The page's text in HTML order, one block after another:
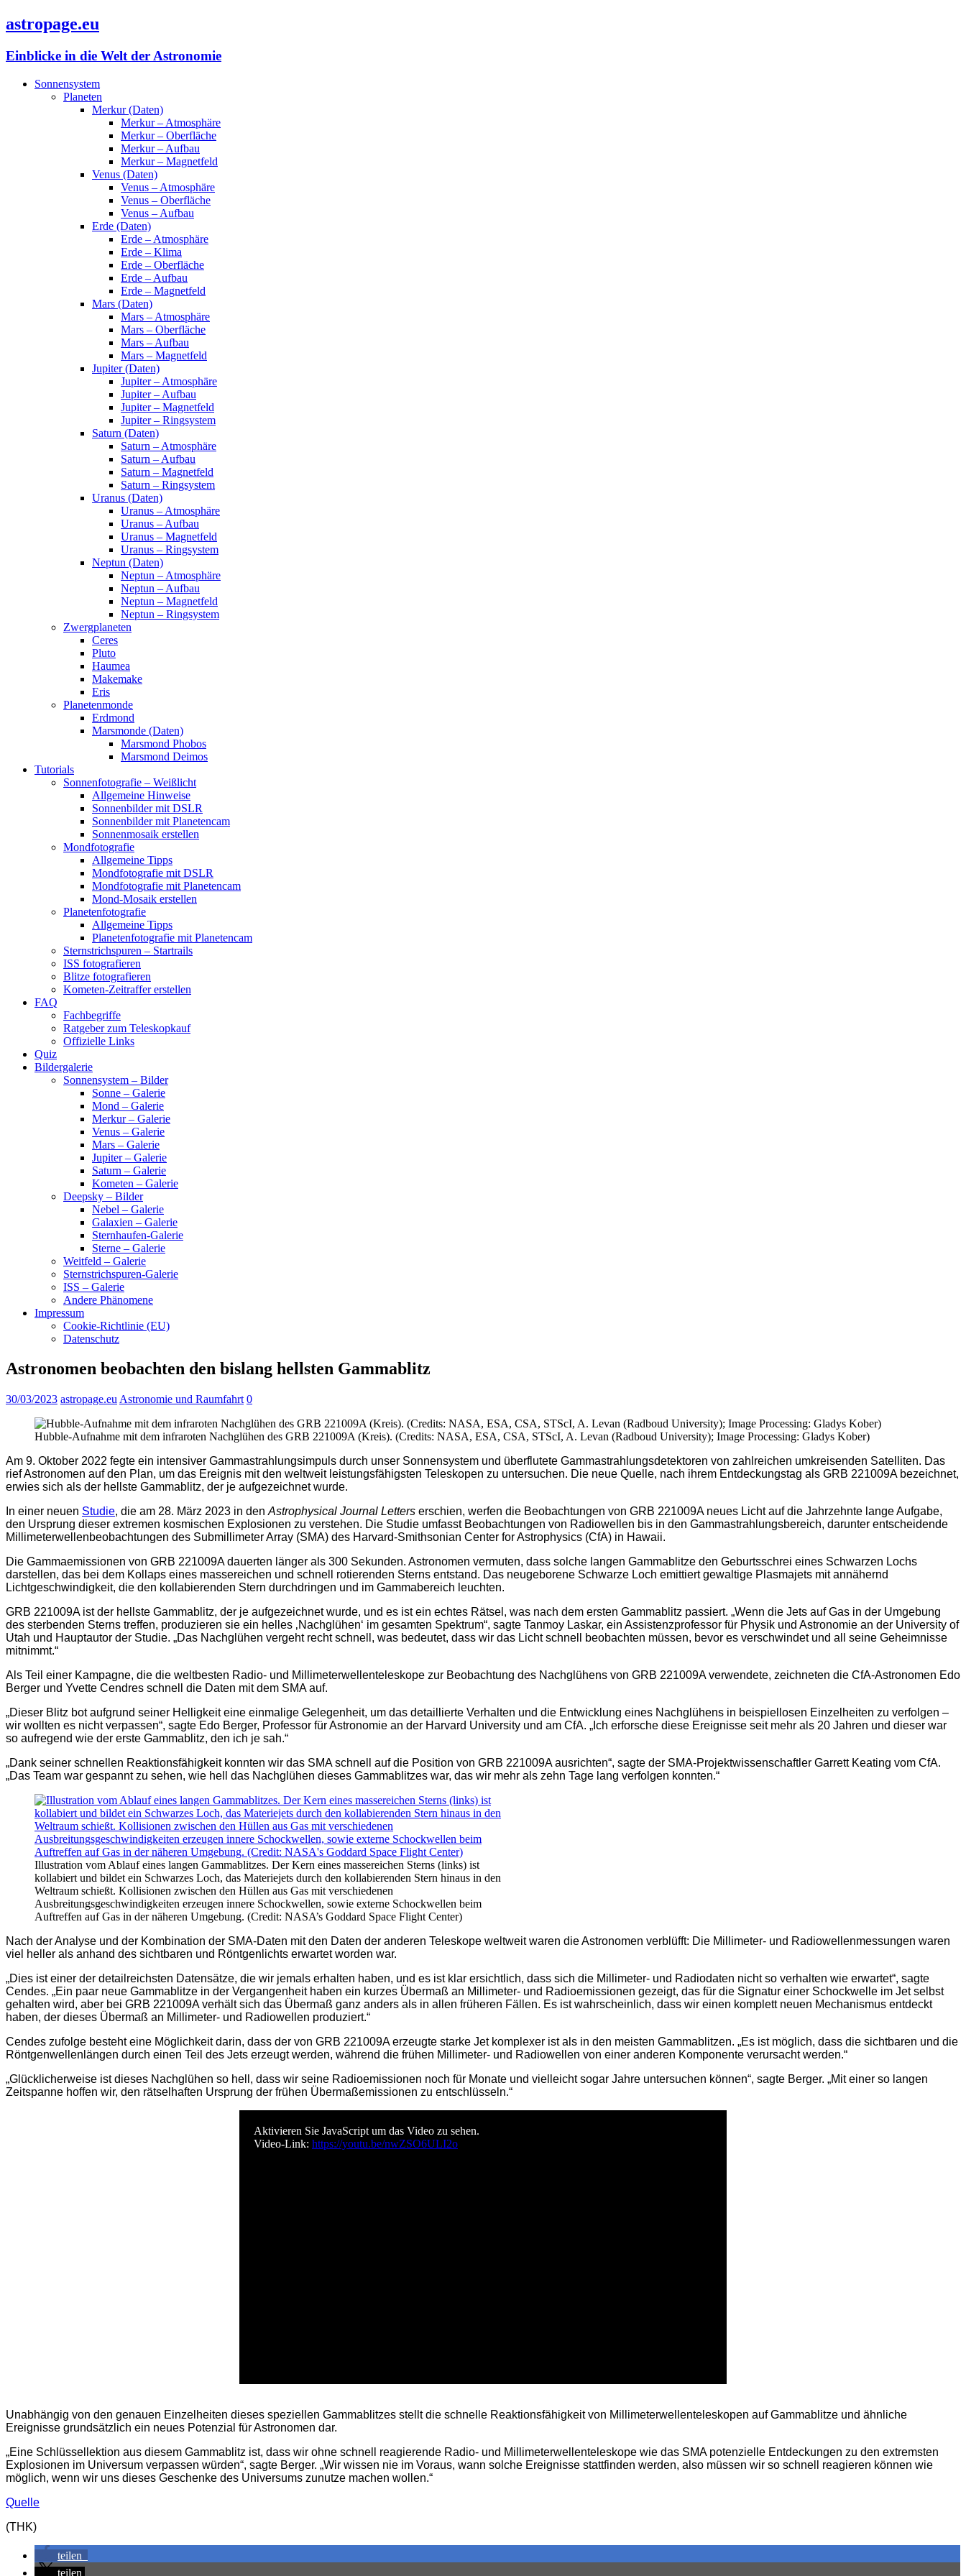
astropage.eu
Einblicke in die Welt der Astronomie
Sonnensystem
Planeten
Merkur (Daten)
Merkur – Atmosphäre
Merkur – Oberfläche
Merkur – Aufbau
Merkur – Magnetfeld
Venus (Daten)
Venus – Atmosphäre
Venus – Oberfläche
Venus – Aufbau
Erde (Daten)
Erde – Atmosphäre
Erde – Klima
Erde – Oberfläche
Erde – Aufbau
Erde – Magnetfeld
Mars (Daten)
Mars – Atmosphäre
Mars – Oberfläche
Mars – Aufbau
Mars – Magnetfeld
Jupiter (Daten)
Jupiter – Atmosphäre
Jupiter – Aufbau
Jupiter – Magnetfeld
Jupiter – Ringsystem
Saturn (Daten)
Saturn – Atmosphäre
Saturn – Aufbau
Saturn – Magnetfeld
Saturn – Ringsystem
Uranus (Daten)
Uranus – Atmosphäre
Uranus – Aufbau
Uranus – Magnetfeld
Uranus – Ringsystem
Neptun (Daten)
Neptun – Atmosphäre
Neptun – Aufbau
Neptun – Magnetfeld
Neptun – Ringsystem
Zwergplaneten
Ceres
Pluto
Haumea
Makemake
Eris
Planetenmonde
Erdmond
Marsmonde (Daten)
Marsmond Phobos
Marsmond Deimos
Tutorials
Sonnenfotografie – Weißlicht
Allgemeine Hinweise
Sonnenbilder mit DSLR
Sonnenbilder mit Planetencam
Sonnenmosaik erstellen
Mondfotografie
Allgemeine Tipps
Mondfotografie mit DSLR
Mondfotografie mit Planetencam
Mond-Mosaik erstellen
Planetenfotografie
Allgemeine Tipps
Planetenfotografie mit Planetencam
Sternstrichspuren – Startrails
ISS fotografieren
Blitze fotografieren
Kometen-Zeitraffer erstellen
FAQ
Fachbegriffe
Ratgeber zum Teleskopkauf
Offizielle Links
Quiz
Bildergalerie
Sonnensystem – Bilder
Sonne – Galerie
Mond – Galerie
Merkur – Galerie
Venus – Galerie
Mars – Galerie
Jupiter – Galerie
Saturn – Galerie
Kometen – Galerie
Deepsky – Bilder
Nebel – Galerie
Galaxien – Galerie
Sternhaufen-Galerie
Sterne – Galerie
Weitfeld – Galerie
Sternstrichspuren-Galerie
ISS – Galerie
Andere Phänomene
Impressum
Cookie-Richtlinie (EU)
Datenschutz
Astronomen beobachten den bislang hellsten Gammablitz
30/03/2023 astropage.eu Astronomie und Raumfahrt 0
Hubble-Aufnahme mit dem infraroten Nachglühen des GRB 221009A (Kreis). (Credits: NASA, ESA, CSA, STScI, A. Levan (Radboud University); Image Processing: Gladys Kober)
Am 9. Oktober 2022 fegte ein intensiver Gammastrahlungsimpuls durch unser Sonnensystem und überflutete Gammastrahlungsdetektoren von zahlreichen umkreisenden Satelliten. Das
rief Astronomen auf den Plan, um das Ereignis mit den weltweit leistungsfähigsten Teleskopen zu untersuchen. Die neue Quelle, nach ihrem Entdeckungstag als GRB 221009A bezeichnet,
erwies sich als der hellste Gammablitz, der je aufgezeichnet wurde.
In einer neuen Studie, die am 28. März 2023 in den Astrophysical Journal Letters erschien, werfen die Beobachtungen von GRB 221009A neues Licht auf die Jahrzehnte lange Aufgabe,
den Ursprung dieser extremen kosmischen Explosionen zu verstehen. Die Studie umfasst Beobachtungen von Radiowellen bis in den Gammastrahlungsbereich, darunter entscheidende
Millimeterwellenbeobachtungen des Submillimeter Array (SMA) des Harvard-Smithsonian Center for Astrophysics (CfA) in Hawaii.
Die Gammaemissionen von GRB 221009A dauerten länger als 300 Sekunden. Astronomen vermuten, dass solche langen Gammablitze den Geburtsschrei eines Schwarzen Lochs
darstellen, das bei dem Kollaps eines massereichen und schnell rotierenden Sterns entstand. Das neugeborene Schwarze Loch emittiert gewaltige Plasmajets mit annähernd
Lichtgeschwindigkeit, die den kollabierenden Stern durchdringen und im Gammabereich leuchten.
GRB 221009A ist der hellste Gammablitz, der je aufgezeichnet wurde, und es ist ein echtes Rätsel, was nach dem ersten Gammablitz passiert. „Wenn die Jets auf Gas in der Umgebung
des sterbenden Sterns treffen, produzieren sie ein helles ‚Nachglühen‘ im gesamten Spektrum“, sagte Tanmoy Laskar, ein Assistenzprofessor für Physik und Astronomie an der University of
Utah und Hauptautor der Studie. „Das Nachglühen vergeht recht schnell, was bedeutet, dass wir das Licht schnell beobachten müssen, bevor es verschwindet und all seine Geheimnisse
mitnimmt.“
Als Teil einer Kampagne, die die weltbesten Radio- und Millimeterwellenteleskope zur Beobachtung des Nachglühens von GRB 221009A verwendete, zeichneten die CfA-Astronomen Edo
Berger und Yvette Cendres schnell die Daten mit dem SMA auf.
„Dieser Blitz bot aufgrund seiner Helligkeit eine einmalige Gelegenheit, um das detaillierte Verhalten und die Entwicklung eines Nachglühens in beispiellosen Einzelheiten zu verfolgen –
wir wollten es nicht verpassen“, sagte Edo Berger, Professor für Astronomie an der Harvard University und am CfA. „Ich erforsche diese Ereignisse seit mehr als 20 Jahren und dieser war
so aufregend wie der erste Gammablitz, den ich je sah.“
„Dank seiner schnellen Reaktionsfähigkeit konnten wir das SMA schnell auf die Position von GRB 221009A ausrichten“, sagte der SMA-Projektwissenschaftler Garrett Keating vom CfA.
„Das Team war gespannt zu sehen, wie hell das Nachglühen dieses Gammablitzes war, das wir mehr als zehn Tage lang verfolgen konnten.“
Illustration vom Ablauf eines langen Gammablitzes. Der Kern eines massereichen Sterns (links) ist
kollabiert und bildet ein Schwarzes Loch, das Materiejets durch den kollabierenden Stern hinaus in den
Weltraum schießt. Kollisionen zwischen den Hüllen aus Gas mit verschiedenen
Ausbreitungsgeschwindigkeiten erzeugen innere Schockwellen, sowie externe Schockwellen beim
Auftreffen auf Gas in der näheren Umgebung. (Credit: NASA’s Goddard Space Flight Center)
Nach der Analyse und der Kombination der SMA-Daten mit den Daten der anderen Teleskope weltweit waren die Astronomen verblüfft: Die Millimeter- und Radiowellenmessungen waren
viel heller als anhand des sichtbaren und Röntgenlichts erwartet worden war.
„Dies ist einer der detailreichsten Datensätze, die wir jemals erhalten haben, und es ist klar ersichtlich, dass sich die Millimeter- und Radiodaten nicht so verhalten wie erwartet“, sagte
Cendes. „Ein paar neue Gammablitze in der Vergangenheit haben ein kurzes Übermaß an Millimeter- und Radioemissionen gezeigt, das für die Signatur einer Schockwelle im Jet selbst
gehalten wird, aber bei GRB 221009A verhält sich das Übermaß ganz anders als in allen früheren Fällen. Es ist wahrscheinlich, dass wir einen komplett neuen Mechanismus entdeckt
haben, der dieses Übermaß an Millimeter- und Radiowellen produziert.“
Cendes zufolge besteht eine Möglichkeit darin, dass der von GRB 221009A erzeugte starke Jet komplexer ist als in den meisten Gammablitzen. „Es ist möglich, dass die sichtbaren und die
Röntgenwellenlängen durch einen Teil des Jets erzeugt werden, während die frühen Millimeter- und Radiowellen von einer anderen Komponente verursacht werden.“
„Glücklicherweise ist dieses Nachglühen so hell, dass wir seine Radioemissionen noch für Monate und vielleicht sogar Jahre untersuchen können“, sagte Berger. „Mit einer so langen
Zeitspanne hoffen wir, den rätselhaften Ursprung der frühen Übermaßemissionen zu entschlüsseln.“
Aktivieren Sie JavaScript um das Video zu sehen.
Video-Link: https://youtu.be/nwZSO6ULI2o
Unabhängig von den genauen Einzelheiten dieses speziellen Gammablitzes stellt die schnelle Reaktionsfähigkeit von Millimeterwellenteleskopen auf Gammablitze und ähnliche
Ereignisse grundsätzlich ein neues Potenzial für Astronomen dar.
„Eine Schlüssellektion aus diesem Gammablitz ist, dass wir ohne schnell reagierende Radio- und Millimeterwellenteleskope wie das SMA potenzielle Entdeckungen zu den extremsten
Explosionen im Universum verpassen würden“, sagte Berger. „Wir wissen nie im Voraus, wann solche Ereignisse stattfinden werden, also müssen wir so schnell reagieren können wie
möglich, wenn wir uns dieses Geschenke des Universums zunutze machen wollen.“
Quelle
(THK)
teilen
teilen